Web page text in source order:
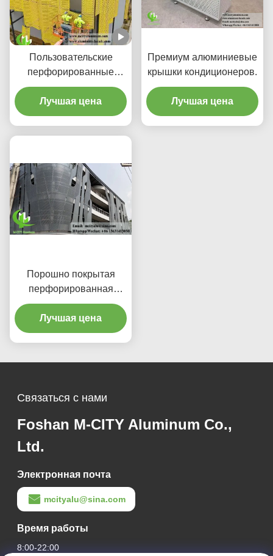
Пользовательские
перфорированные
алюминиевые
облицовочные панели с
ЧПУ из сплава 3003
Лучшая цена
Премиум алюминиевые
крышки кондиционеров.
Лучшая цена
Порошно покрытая
перфорированная
алюминиевая панель с
пользовательскими
цветами RAL и
для облицовки фасадов
Лучшая цена
Связаться с нами
Foshan M-CITY Aluminum Co.,
Ltd.
Электронная почта
mcityalu@sina.com
Время работы
8:00-22:00